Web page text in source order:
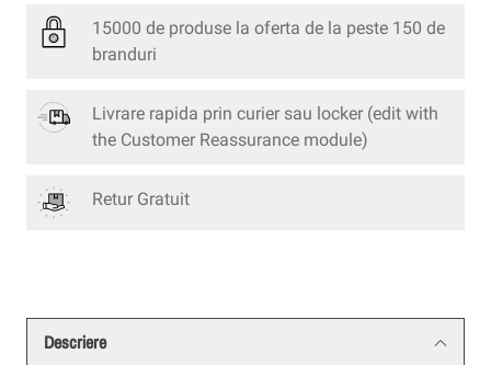
15000 de produse la oferta de la peste 150 de
branduri
Livrare rapida prin curier sau locker (edit with
the Customer Reassurance module)
Retur Gratuit
Descriere